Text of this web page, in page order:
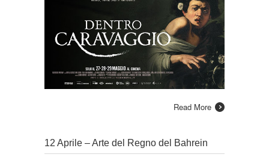
Read More
12 Aprile – Arte del Regno del Bahrein